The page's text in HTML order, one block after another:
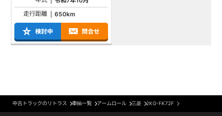
走行距離
650km
検討中 問合せ
中古トラックのリトラス 車輌一覧 アームロール 三菱 2KG-FK72F